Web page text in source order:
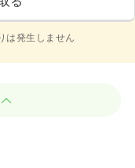
は発生しません